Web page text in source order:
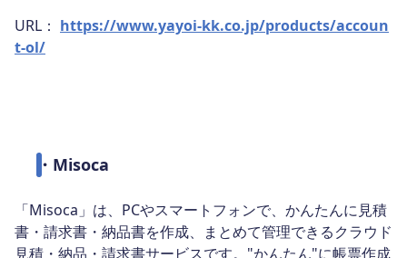
URL： https://www.yayoi-kk.co.jp/products/accoun
t-ol/
・ Misoca
「Misoca」は、PCやスマートフォンで、かんたんに見積
書・請求書・納品書を作成、まとめて管理できるクラウド
見積・納品・請求書サービスです。"かんたん"に帳票作成